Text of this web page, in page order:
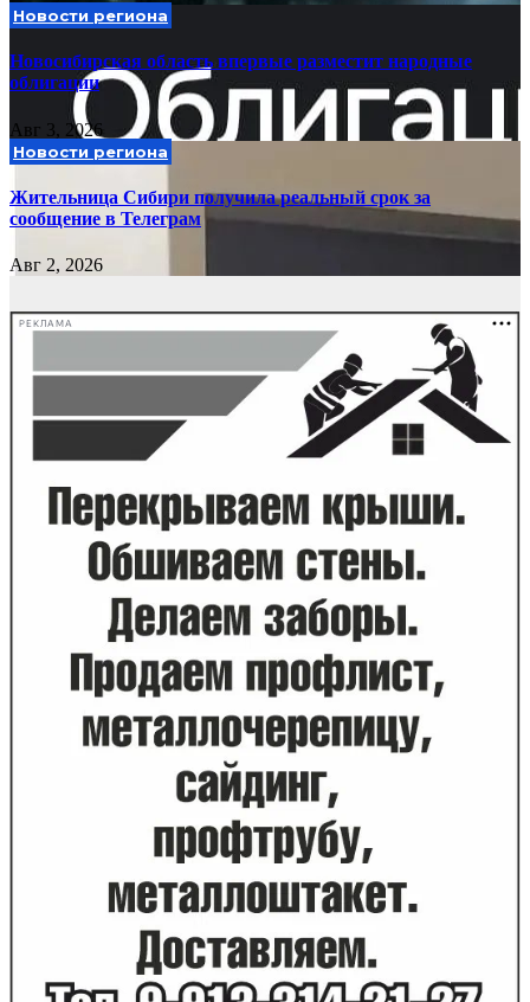
Новости региона
Новосибирская область впервые разместит народные
облигации
Авг 3, 2026
Новости региона
Жительница Сибири получила реальный срок за
сообщение в Телеграм
Авг 2, 2026
РЕКЛАМА